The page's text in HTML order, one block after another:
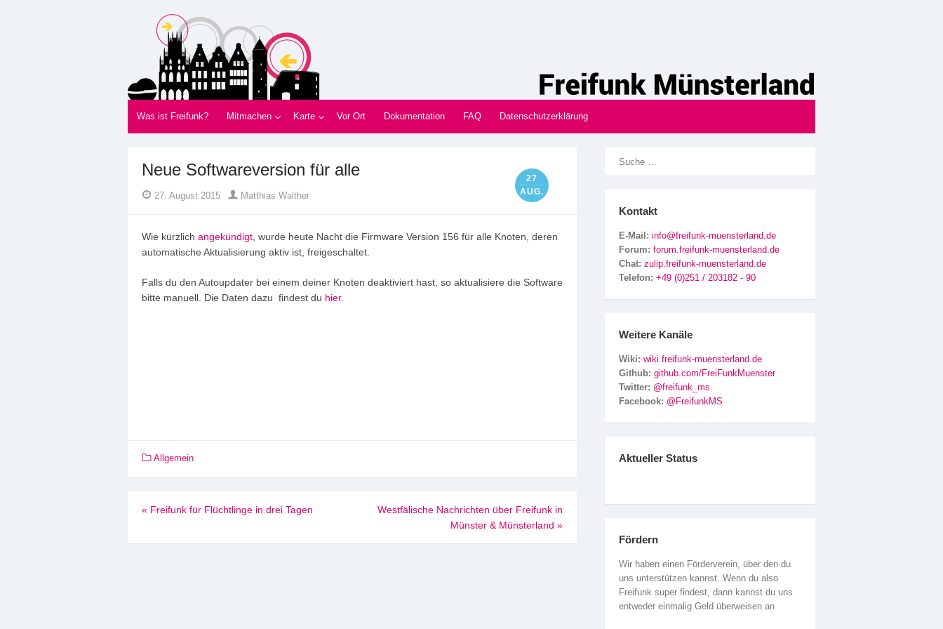
Freifunk Münsterland
Was ist Freifunk? Mitmachen Karte Vor Ort Dokumentation FAQ Datenschutzerklärung
Neue Softwareversion für alle
27
AUG.
Posted
on
27. August 2015
Matthias Walther
Wie kürzlich angekündigt , wurde heute Nacht die Firmware Version 156 für alle Knoten, deren
automatische Aktualisierung aktiv ist, freigeschaltet.
Falls du den Autoupdater bei einem deiner Knoten deaktiviert hast, so aktualisiere die Software
bitte manuell. Die Daten dazu findest du hier.
Allgemein
Beitragsnavigation
« Freifunk für Flüchtlinge in drei Tagen
Westfälische Nachrichten über Freifunk in
Münster & Münsterland »
Kontakt
E-Mail: info@freifunk-muensterland.de
Forum: forum.freifunk-muensterland.de
Chat: zulip.freifunk-muensterland.de
Telefon: +49 (0)251 / 203182 - 90
Weitere Kanäle
Wiki: wiki.freifunk-muensterland.de
Github: github.com/FreiFunkMuenster
Twitter: @freifunk_ms
Facebook: @FreifunkMS
Aktueller Status
Fördern
Wir haben einen Förderverein, über den du
uns unterstützen kannst. Wenn du also
Freifunk super findest, dann kannst du uns
entweder einmalig Geld überweisen an